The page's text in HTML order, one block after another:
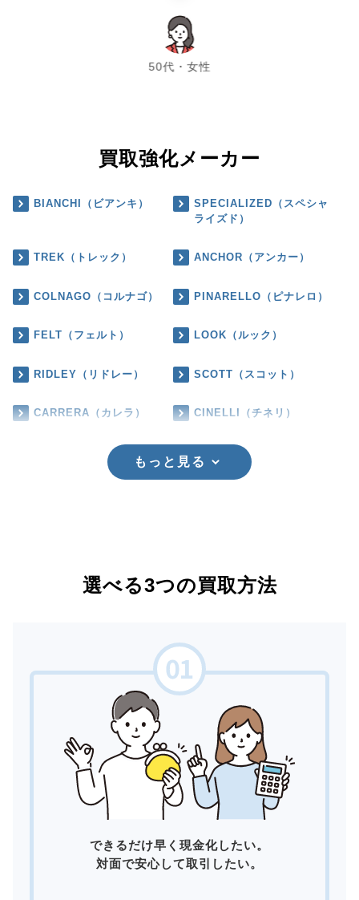
50代・女性
chevron_left chevron_right
買取強化メーカー
BIANCHI（ビアンキ）
SPECIALIZED（スペシャ
ライズド）
TREK（トレック） ANCHOR（アンカー）
COLNAGO（コルナゴ） PINARELLO（ピナレロ）
FELT（フェルト） LOOK（ルック）
RIDLEY（リドレー） SCOTT（スコット）
CARRERA（カレラ） CINELLI（チネリ）
もっと見る
選べる3つの買取方法
できるだけ早く現金化したい。
対面で安心して取引したい。